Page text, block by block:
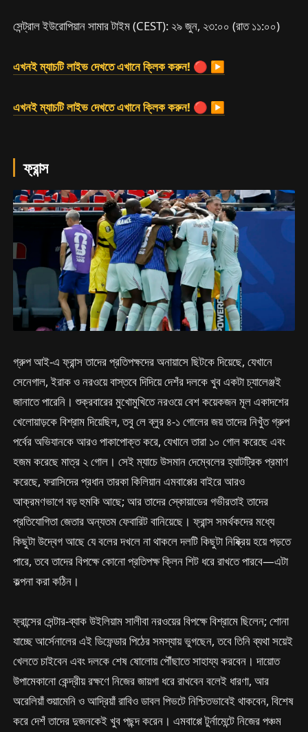
সেন্ট্রাল ইউরোপিয়ান সামার টাইম (CEST): ২৯ জুন, ২৩:০০ (রাত ১১:০০)
এখনই ম্যাচটি লাইভ দেখতে এখানে ক্লিক করুন! 🔴 ▶
এখনই ম্যাচটি লাইভ দেখতে এখানে ক্লিক করুন! 🔴 ▶
ফ্রান্স
গ্রুপ আই-এ ফ্রান্স তাদের প্রতিপক্ষদের অনায়াসে ছিটকে দিয়েছে, যেখানে
সেনেগাল, ইরাক ও নরওয়ে বাস্তবে দিদিয়ে দেশঁর দলকে খুব একটা চ্যালেঞ্জই
জানাতে পারেনি। শুক্রবারের মুখোমুখিতে নরওয়ে বেশ কয়েকজন মূল একাদশের
খেলোয়াড়কে বিশ্রাম দিয়েছিল, তবু লে ব্লুর ৪-১ গোলের জয় তাদের নিখুঁত গ্রুপ
পর্বের অভিযানকে আরও পাকাপোক্ত করে, যেখানে তারা ১০ গোল করেছে এবং
হজম করেছে মাত্র ২ গোল। সেই ম্যাচে উসমান দেম্বেলের হ্যাটট্রিক প্রমাণ
করেছে, ফরাসিদের প্রধান তারকা কিলিয়ান এমবাপ্পের বাইরে আরও
আক্রমণভাগে বড় হুমকি আছে; আর তাদের স্কোয়াডের গভীরতাই তাদের
প্রতিযোগিতা জেতার অন্যতম ফেবারিট বানিয়েছে। ফ্রান্স সমর্থকদের মধ্যে
কিছুটা উদ্বেগ আছে যে বলের দখলে না থাকলে দলটি কিছুটা নিষ্ক্রিয় হয়ে পড়তে
পারে, তবে তাদের বিপক্ষে কোনো প্রতিপক্ষ ক্লিন শিট ধরে রাখতে পারবে—এটা
কল্পনা করা কঠিন।
ফ্রান্সের সেন্টার-ব্যাক উইলিয়াম সালীবা নরওয়ের বিপক্ষে বিশ্রামে ছিলেন; শোনা
যাচ্ছে আর্সেনালের এই ডিফেন্ডার পিঠের সমস্যায় ভুগছেন, তবে তিনি ব্যথা সয়েই
খেলতে চাইবেন এবং দলকে শেষ ষোলোয় পৌঁছাতে সাহায্য করবেন। দায়োত
উপামেকানো কেন্দ্রীয় রক্ষণে নিজের জায়গা ধরে রাখবেন বলেই ধারণা, আর
অরেলিয়াঁ শুয়ামেনি ও আদ্রিয়াঁ রাবিও ডাবল পিভটে নিশ্চিতভাবেই থাকবেন, বিশেষ
করে দেশঁ তাদের দুজনকেই খুব পছন্দ করেন। এমবাপ্পে টুর্নামেন্টে নিজের পঞ্চম